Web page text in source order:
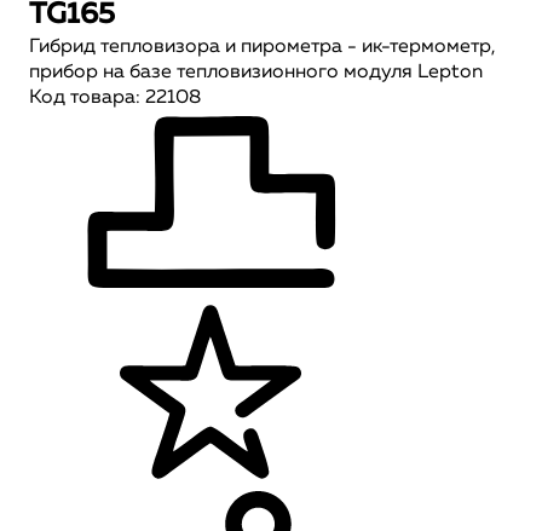
TG165
Гибрид тепловизора и пирометра - ик-термометр,
прибор на базе тепловизионного модуля Lepton
Код товара: 22108